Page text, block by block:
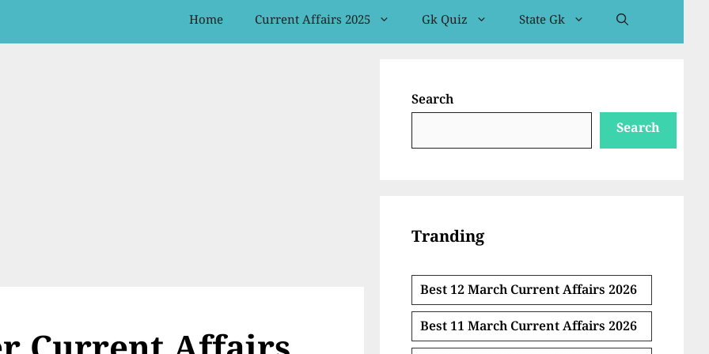
Home Current Affairs 2025 Gk Quiz State Gk
Search
Search
Tranding
Best 12 March Current Affairs 2026
Best 11 March Current Affairs 2026